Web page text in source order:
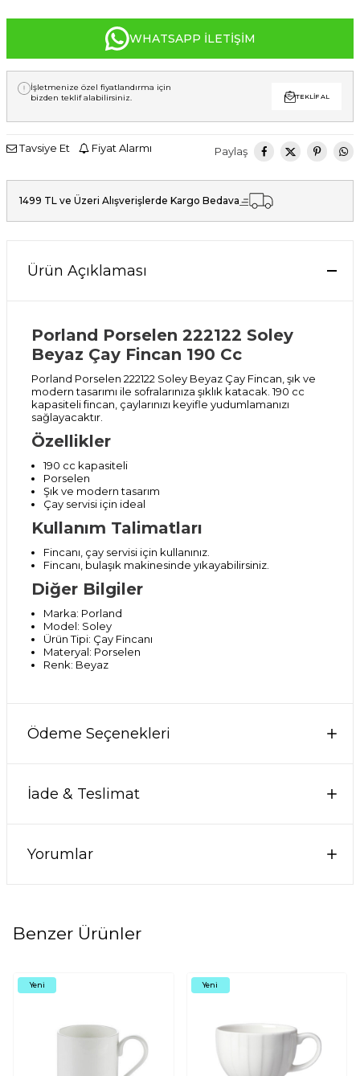
WHATSAPP İLETIŞIM
İşletmenize özel fiyatlandırma için
bizden teklif alabilirsiniz.
TEKLIF AL
Tavsiye Et Fiyat Alarmı Paylaş
1499 TL ve Üzeri Alışverişlerde Kargo Bedava
Ürün Açıklaması
Porland Porselen 222122 Soley
Beyaz Çay Fincan 190 Cc
Porland Porselen 222122 Soley Beyaz Çay Fincan, şık ve
modern tasarımı ile sofralarınıza şıklık katacak. 190 cc
kapasiteli fincan, çaylarınızı keyifle yudumlamanızı
sağlayacaktır.
Özellikler
190 cc kapasiteli
Porselen
Şık ve modern tasarım
Çay servisi için ideal
Kullanım Talimatları
Fincanı, çay servisi için kullanınız.
Fincanı, bulaşık makinesinde yıkayabilirsiniz.
Diğer Bilgiler
Marka: Porland
Model: Soley
Ürün Tipi: Çay Fincanı
Materyal: Porselen
Renk: Beyaz
Ödeme Seçenekleri
İade & Teslimat
Yorumlar
Benzer Ürünler
Yeni Yeni